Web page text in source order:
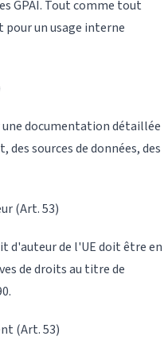
GPAI. Tout comme tout
un usage interne
documentation détaillée
sources de données, des
(Art. 53)
d'auteur de l'UE doit être en
de droits au titre de
(Art. 53)